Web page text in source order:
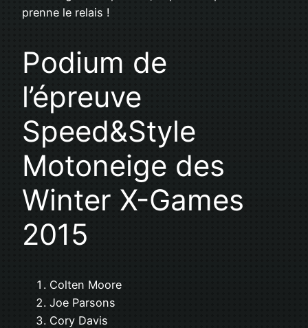
prenne le relais !
Podium de
l’épreuve
Speed&Style
Motoneige des
Winter X-Games
2015
Colten Moore
Joe Parsons
Cory Davis